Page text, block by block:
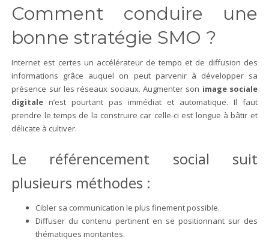
Comment conduire une
bonne stratégie SMO ?
Internet est certes un accélérateur de tempo et de diffusion des
informations grâce auquel on peut parvenir à développer sa
présence sur les réseaux sociaux. Augmenter son image sociale
digitale n’est pourtant pas immédiat et automatique. Il faut
prendre le temps de la construire car celle-ci est longue à bâtir et
délicate à cultiver.
Le référencement social suit
plusieurs méthodes :
Cibler sa communication le plus finement possible.
Diffuser du contenu pertinent en se positionnant sur des
thématiques montantes.